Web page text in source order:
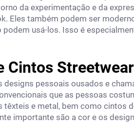
da experimentação e da
Eles também podem ser
usá-los. Isso é
Cintos Streetwear
pessoais ousados e
que as pessoas
e metal, bem como cintos
importante são a cor e os